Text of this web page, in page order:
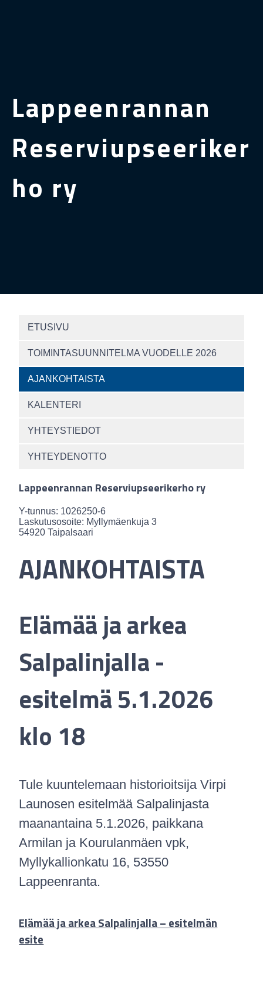
Lappeenrannan
Reserviupseeriker
ho ry
ETUSIVU
TOIMINTASUUNNITELMA VUODELLE 2026
AJANKOHTAISTA
KALENTERI
YHTEYSTIEDOT
YHTEYDENOTTO
Lappeenrannan Reserviupseerikerho ry
Y-tunnus: 1026250-6
Laskutusosoite: Myllymäenkuja 3
54920 Taipalsaari
AJANKOHTAISTA
Elämää ja arkea
Salpalinjalla -
esitelmä 5.1.2026
klo 18
Tule kuuntelemaan historioitsija Virpi
Launosen esitelmää Salpalinjasta
maanantaina 5.1.2026, paikkana
Armilan ja Kourulanmäen vpk,
Myllykallionkatu 16, 53550
Lappeenranta.
Elämää ja arkea Salpalinjalla – esitelmän
esite